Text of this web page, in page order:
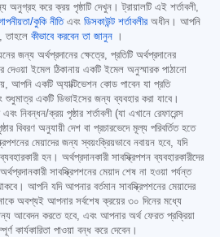
অনুগ্রহ করে ক্রয় পৃষ্ঠাটি দেখুন। ট্রায়ালটি এই শর্তাবলী,
কুকি নীতিএবং ডিসকাউন্ট শর্তাবলীর অধীন। আপনি
তাহলে কীভাবে করবেন তা জানুন ।
জন্য অর্থপ্রদানের ক্ষেত্রে, প্রতিটি অর্থপ্রদানের
ইমেল ঠিকানায় একটি ইমেল অনুস্মারক পাঠানো
আপনি একটি অ্যাক্টিভেশন কোড পাবেন যা প্রতি
শুধুমাত্র একটি ডিভাইসের জন্য ব্যবহার করা যাবে।
নিবন্ধন/ক্রয় পৃষ্ঠার শর্তাবলী (যা এখানে রেফারেন্স
বিবরণ অনুযায়ী দেশ বা প্রচারভেদে মূল্য পরিবর্তিত হতে
মেয়াদের জন্য স্বয়ংক্রিয়ভাবে নবায়ন হবে, যদি
হন। অর্থপ্রদানকারী সাবস্ক্রিপশন ব্যবহারকারীদের
সাবস্ক্রিপশনের মেয়াদ শেষ না হওয়া পর্যন্ত
আপনি যদি আপনার বর্তমান সাবস্ক্রিপশনের মেয়াদের
অবশ্যই আপনার সর্বশেষ ক্রয়ের ৩০ দিনের মধ্যে
আবেদন করতে হবে, এবং আপনার অর্থ ফেরত প্রক্রিয়া
কার্যকারিতা পাওয়া বন্ধ করে দেবেন।